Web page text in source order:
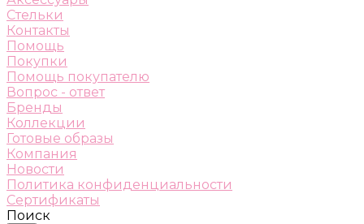
Стельки
Контакты
Помощь
Покупки
Помощь покупателю
Вопрос - ответ
Бренды
Коллекции
Готовые образы
Компания
Новости
Политика конфиденциальности
Сертификаты
Поиск